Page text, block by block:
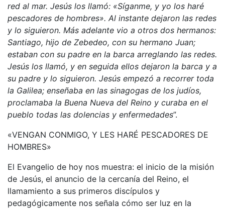
red al mar. Jesús los llamó: «Síganme, y yo los haré
pescadores de hombres». Al instante dejaron las redes
y lo siguieron. Más adelante vio a otros dos hermanos:
Santiago, hijo de Zebedeo, con su hermano Juan;
estaban con su padre en la barca arreglando las redes.
Jesús los llamó, y en seguida ellos dejaron la barca y a
su padre y lo siguieron. Jesús empezó a recorrer toda
la Galilea; enseñaba en las sinagogas de los judíos,
proclamaba la Buena Nueva del Reino y curaba en el
pueblo todas las dolencias y enfermedades”.
«VENGAN CONMIGO, Y LES HARÉ PESCADORES DE
HOMBRES»
El Evangelio de hoy nos muestra: el inicio de la misión
de Jesús, el anuncio de la cercanía del Reino, el
llamamiento a sus primeros discípulos y
pedagógicamente nos señala cómo ser luz en la